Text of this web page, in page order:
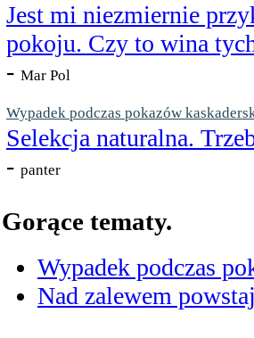
Jest mi niezmiernie
pokoju. Czy to wina
- Mar Pol
Wypadek podczas pokazów
Selekcja naturalna.
- panter
Gorące tematy.
Wypadek podczas
Nad zalewem